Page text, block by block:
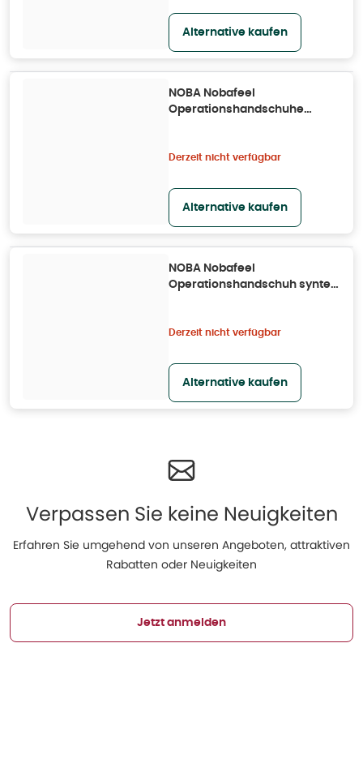
Alternative kaufen
NOBA Nobafeel
Operationshandschuhe
Derzeit nicht verfügbar
Alternative kaufen
NOBA Nobafeel
Operationshandschuh syntex
Derzeit nicht verfügbar
Alternative kaufen
Verpassen Sie keine Neuigkeiten
Erfahren Sie umgehend von unseren Angeboten, attraktiven
Rabatten oder Neuigkeiten
Jetzt anmelden